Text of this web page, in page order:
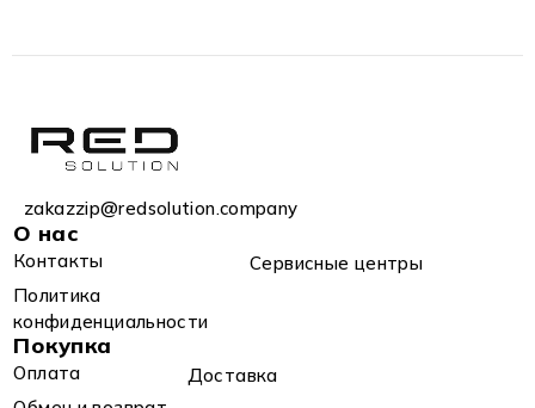
zakazzip@redsolution.company
О нас
Контакты
Сервисные центры
Политика
конфиденциальности
Покупка
Оплата
Доставка